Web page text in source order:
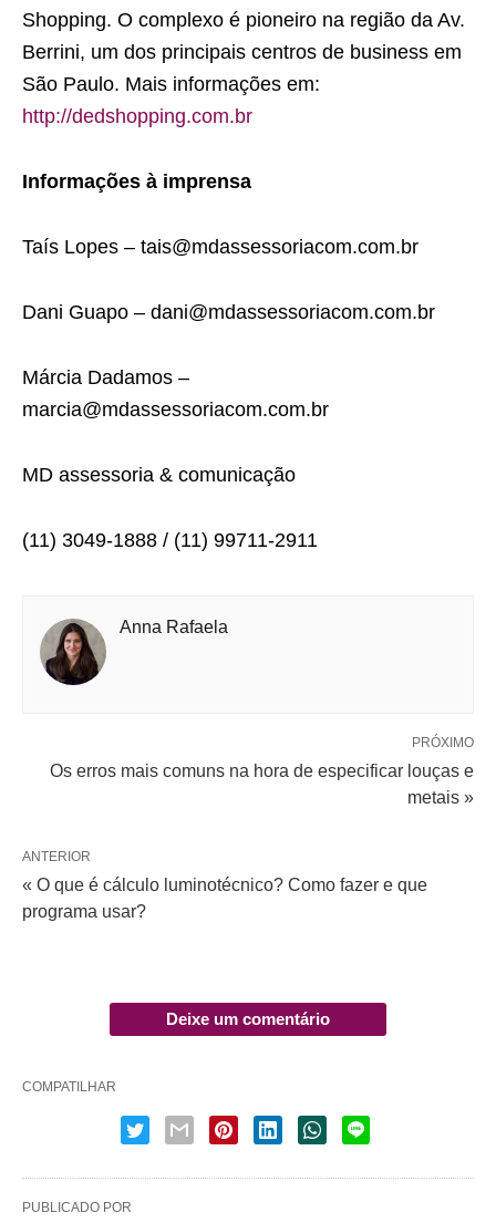
Shopping. O complexo é pioneiro na região da Av.
Berrini, um dos principais centros de business em
São Paulo. Mais informações em:
http://dedshopping.com.br
Informações à imprensa
Taís Lopes – tais@mdassessoriacom.com.br
Dani Guapo – dani@mdassessoriacom.com.br
Márcia Dadamos –
marcia@mdassessoriacom.com.br
MD assessoria & comunicação
(11) 3049-1888 / (11) 99711-2911
Anna Rafaela
PRÓXIMO
Os erros mais comuns na hora de especificar louças e
metais »
ANTERIOR
« O que é cálculo luminotécnico? Como fazer e que
programa usar?
Deixe um comentário
COMPATILHAR
PUBLICADO POR